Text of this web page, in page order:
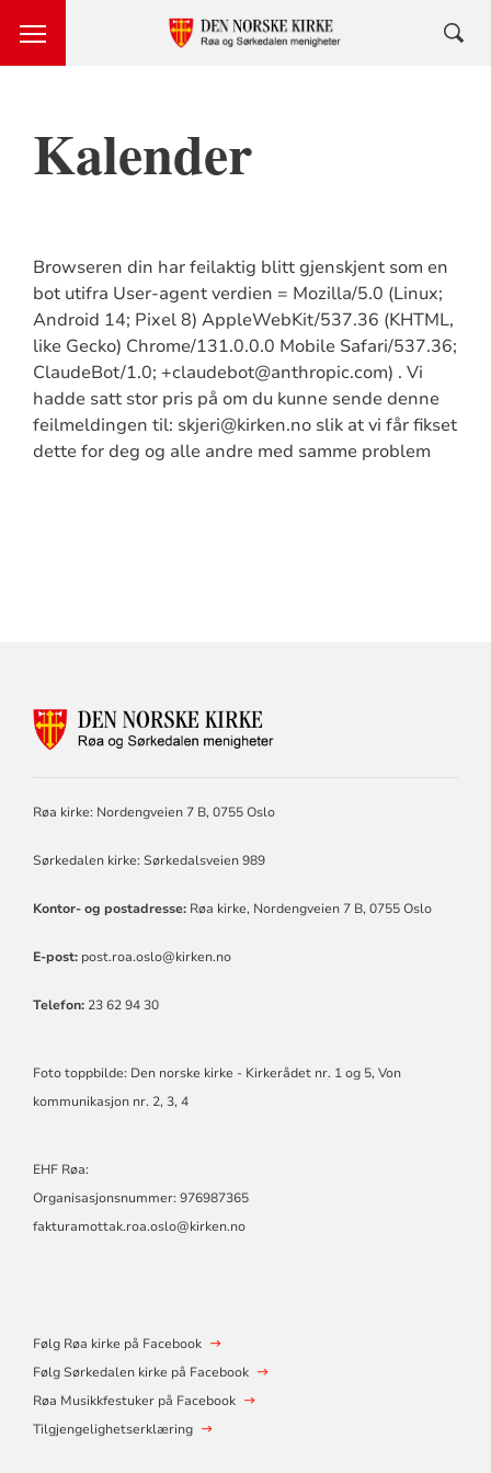
Kalender
Browseren din har feilaktig blitt gjenskjent som en
bot utifra User-agent verdien = Mozilla/5.0 (Linux;
Android 14; Pixel 8) AppleWebKit/537.36 (KHTML,
like Gecko) Chrome/131.0.0.0 Mobile Safari/537.36;
ClaudeBot/1.0; +claudebot@anthropic.com) . Vi
hadde satt stor pris på om du kunne sende denne
feilmeldingen til: skjeri@kirken.no slik at vi får fikset
dette for deg og alle andre med samme problem
FOR
MENIGHETER
Røa kirke: Nordengveien 7 B, 0755 Oslo
Sørkedalen kirke: Sørkedalsveien 989
Kontor- og postadresse:Røa kirke, Nordengveien 7 B, 0755 Oslo
E-post: post.roa.oslo@kirken.no
Telefon:23 62 94 30
Foto toppbilde: Den norske kirke - Kirkerådet nr. 1 og 5, Von
kommunikasjon nr. 2, 3, 4
EHF Røa:
Organisasjonsnummer: 976987365
fakturamottak.roa.oslo@kirken.no
Følg Røa kirke på Facebook
Følg Sørkedalen kirke på Facebook
Røa Musikkfestuker på Facebook
Tilgjengelighetserklæring